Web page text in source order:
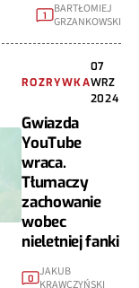
1
BARTŁOMIEJ
GRZANKOWSKI
ROZRYWKA
07
WRZ
2024
Gwiazda
YouTube
wraca.
Tłumaczy
zachowanie
wobec
nieletniej fanki
0 JAKUB
KRAWCZYŃSKI